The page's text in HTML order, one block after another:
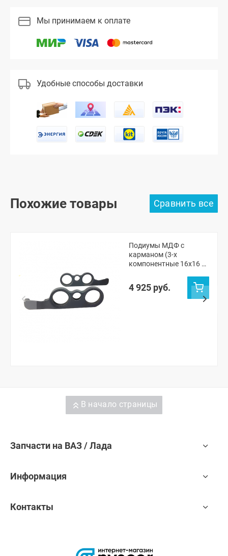
Мы принимаем к оплате
Удобные способы доставки
Похожие товары
Подиумы МДФ с
карманом (3-х
компонентные 16x16 x
avto" ВАЗ 2101, 2105-07,
Нива ЧПУ (без
4 925 руб.
В начало страницы
Запчасти на ВАЗ / Лада
Информация
Контакты